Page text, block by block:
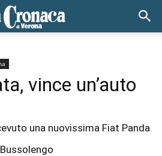
vince un’auto
una nuovissima Fiat Panda